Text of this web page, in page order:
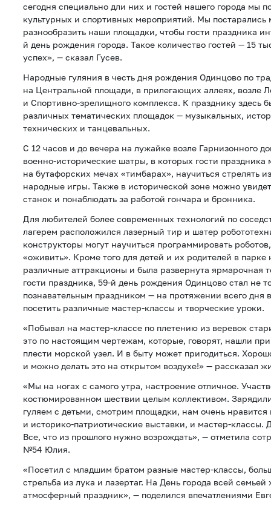
сегодня специально дли них и гостей нашего города мы
культурных и спортивных мероприятий. Мы постарались
разнообразить наши площадки, чтобы гости праздника
й день рождения города. Такое количество гостей — 15
успех», — сказал Гусев.
Народные гуляния в честь дня рождения Одинцово по
на Центральной площади, в прилегающих аллеях, возле
и Спортивно-зрелищного комплекса. К празднику здесь
различных тематических площадок — музыкальных,
технических и танцевальных.
С 12 часов и до вечера на лужайке возле Гарнизонного
военно-исторические шатры, в которых гости праздника
на бутафорских мечах «тимбарах», научиться стрелять
народные игры. Также в исторической зоне можно
станок и понаблюдать за работой гончара и бронника.
Для любителей более современных технологий по
лагерем расположился лазерный тир и шатер
конструкторы могут научиться программировать
«оживить». Кроме того для детей и их родителей в парке
различные аттракционы и была развернута ярмарочная
гости праздника, 59-й день рождения Одинцово стал не
познавательным праздником — на протяжении всего дня
посетить различные мастер-классы и творческие уроки.
«Побывал на мастер-классе по плетению из веревок
это по настоящим чертежам, которые, говорят, нашли
плести морской узел. И в быту может пригодиться.
и можно делать это на открытом воздухе!» — рассказал
«Мы на ногах с самого утра, настроение отличное.
костюмированном шествии целым коллективом.
гуляем с детьми, смотрим площадки, нам очень нравится
и историко-патриотические выставки, и мастер-классы.
Все, что из прошлого нужно возрождать», — отметила
№54 Юлия.
«Посетил с младшим братом разные мастер-классы,
стрельба из лука и лазертаг. На День города всей
атмосферный праздник», — поделился впечатлениями